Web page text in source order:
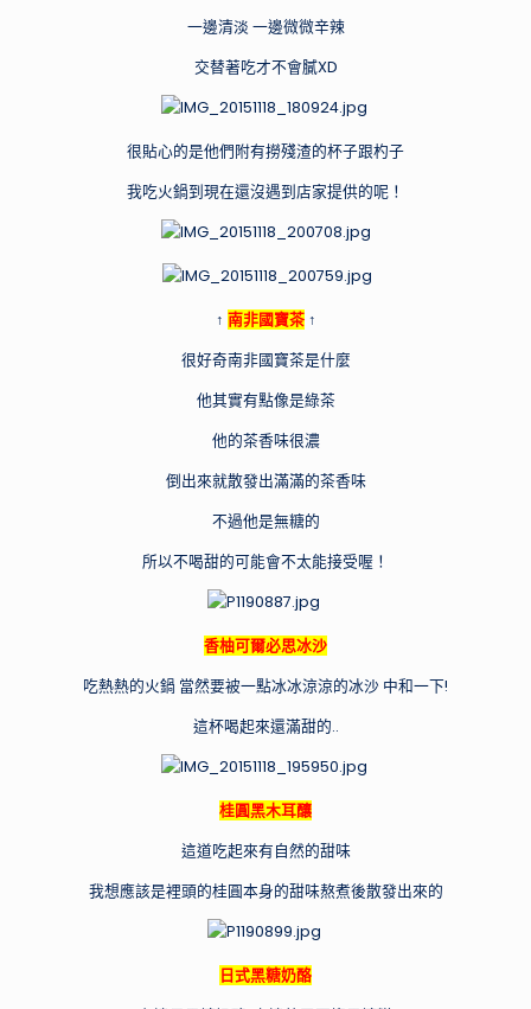
一邊清淡 一邊微微辛辣
交替著吃才不會膩XD
很貼心的是他們附有撈殘渣的杯子跟杓子
我吃火鍋到現在還沒遇到店家提供的呢！
↑ 南非國寶茶↑
很好奇南非國寶茶是什麼
他其實有點像是綠茶
他的茶香味很濃
倒出來就散發出滿滿的茶香味
不過他是無糖的
所以不喝甜的可能會不太能接受喔！
香柚可爾必思冰沙
吃熱熱的火鍋 當然要被一點冰冰涼涼的冰沙 中和一下!
這杯喝起來還滿甜的..
桂圓黑木耳釀
這道吃起來有自然的甜味
我想應該是裡頭的桂圓本身的甜味熬煮後散發出來的
日式黑糖奶酪